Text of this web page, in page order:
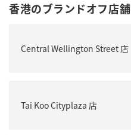
香港のブランドオフ店舗
Central Wellington Street 店
Tai Koo Cityplaza 店